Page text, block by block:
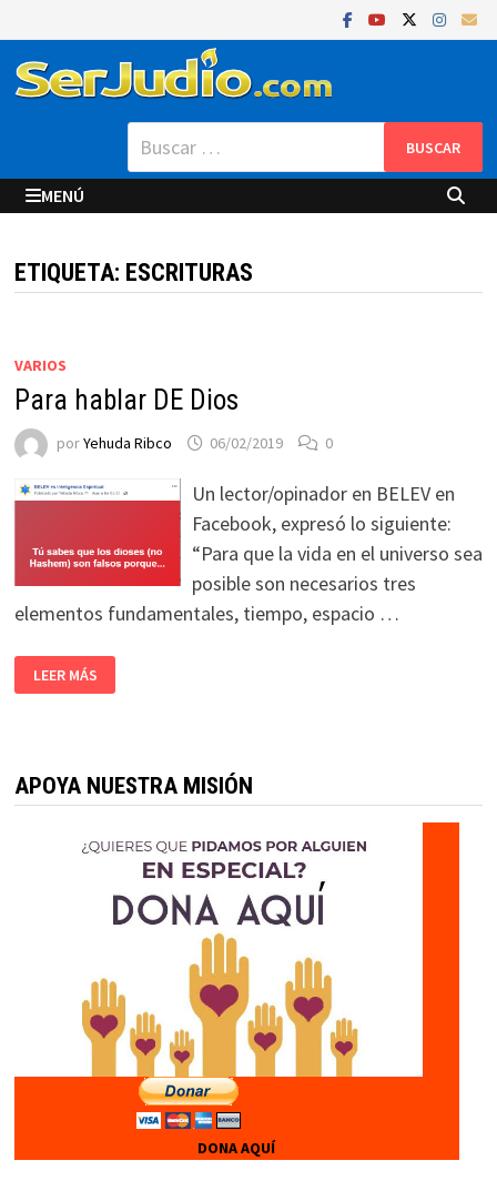
al
contenido
Buscar:
MENÚ
ETIQUETA: ESCRITURAS
VARIOS
Para hablar DE Dios
porYehuda Ribco 06/02/2019 0
Un lector/opinador en BELEV en
Facebook, expresó lo siguiente:
“Para que la vida en el universo sea
posible son necesarios tres
elementos fundamentales, tiempo, espacio …
LEER MÁS
APOYA NUESTRA MISIÓN
DONA AQUÍ